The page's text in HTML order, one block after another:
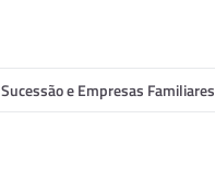
Sucessão e Empresas Familiares